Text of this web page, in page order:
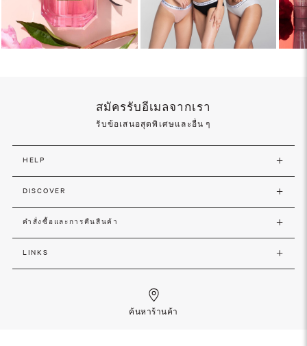
สมัครรับอีเมลจากเรา
รับข้อเสนอสุดพิเศษและอื่น ๆ
HELP
DISCOVER
คำสั่งซื้อและการคืนสืนค้า
LINKS
ค้นหาร้านค้า